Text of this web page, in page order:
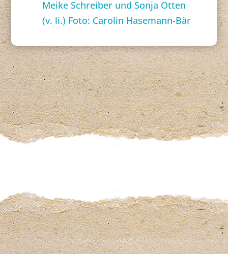
Meike Schreiber und Sonja Otten
(v. li.) Foto: Carolin Hasemann-Bär